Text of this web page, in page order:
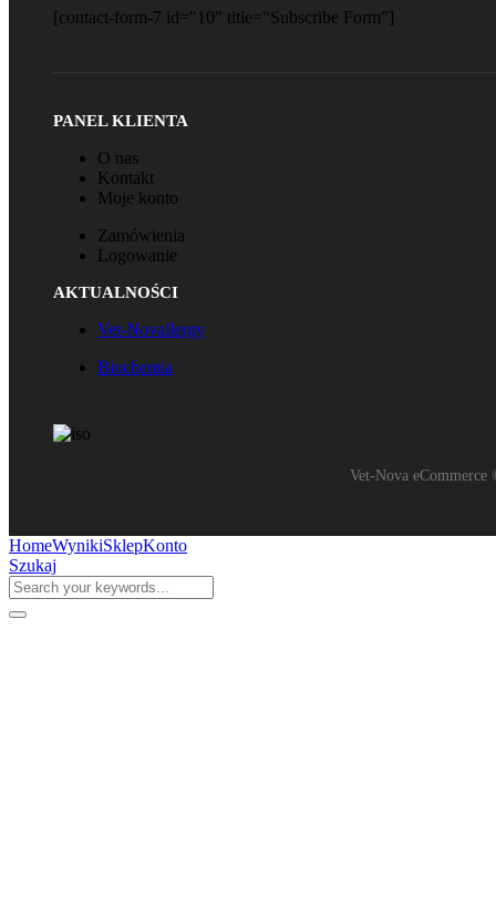
[contact-form-7 id="10" title="Subscribe Form"]
PANEL KLIENTA
O nas
Kontakt
Moje konto
Zamówienia
Logowanie
AKTUALNOŚCI
Vet-Novallergy
Biochemia
Vet-Nova
HomeWynikiSklepKonto
Szukaj